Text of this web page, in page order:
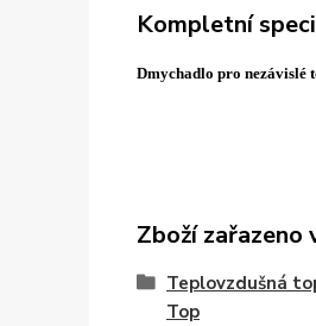
Kompletní
Dmychadlo pro nezávislé
Zboží zařazeno
Teplovzdušná
Top